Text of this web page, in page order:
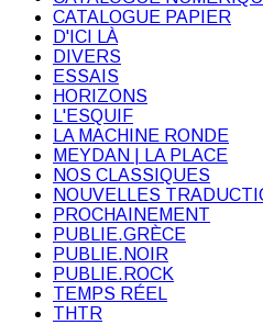
CATALOGUE PAPIER
D'ICI LÀ
DIVERS
ESSAIS
HORIZONS
L'ESQUIF
LA MACHINE RONDE
MEYDAN | LA PLACE
NOS CLASSIQUES
NOUVELLES
PROCHAINEMENT
PUBLIE.GRÈCE
PUBLIE.NOIR
PUBLIE.ROCK
TEMPS RÉEL
THTR